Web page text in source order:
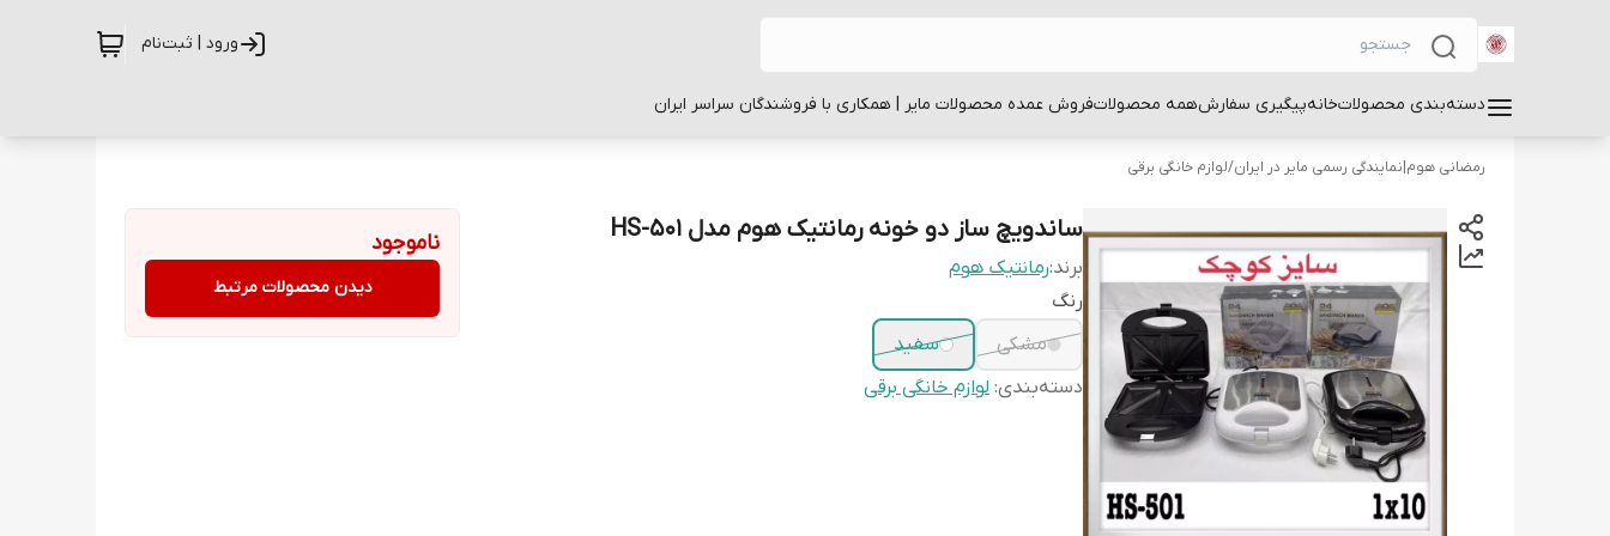
ورود | ثبت‌نام
دسته‌بندی محصولاتخانهپیگیری سفارشهمه محصولاتفروش عمده محصولات مایر | همکاری با فروشندگان سراسر ایران
رمضانی هوم|نمایندگی رسمی مایر در ایران/لوازم خانگی برقی
ساندویچ ساز دو خونه رمانتیک هوم مدل HS-501
برند:رمانتیک هوم
رنگ
مشکی
سفید
دسته‌بندی: لوازم خانگی برقی
ناموجود
دیدن محصولات مرتبط